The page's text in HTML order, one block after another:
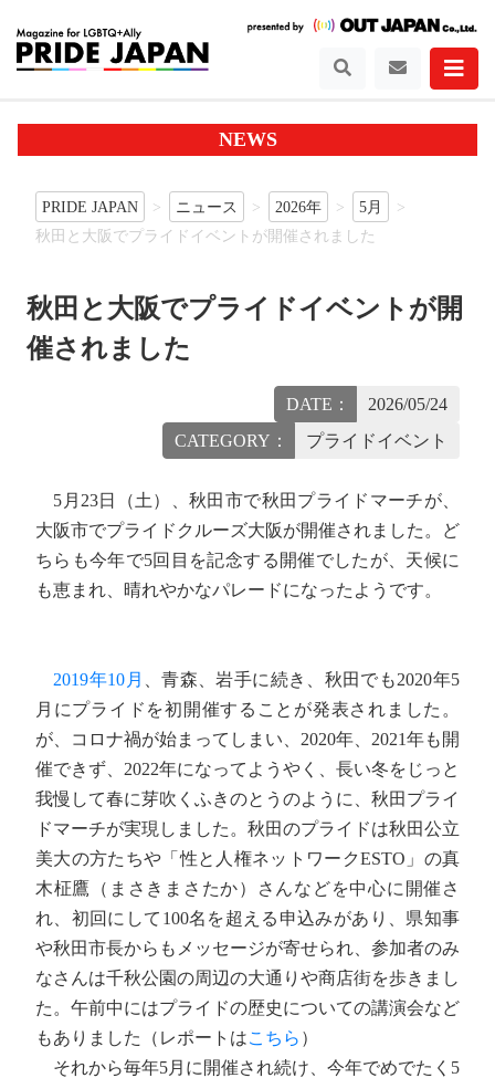
NEWS
PRIDE JAPAN ニュース 2026年
5月
秋田と大阪でプライドイベントが開催されました
秋田と大阪でプライドイベントが開
催されました
DATE：
2026/05/24
CATEGORY：
プライドイベント
5月23日（土）、秋田市で秋田プライドマーチが、
大阪市でプライドクルーズ大阪が開催されました。ど
ちらも今年で5回目を記念する開催でしたが、天候に
も恵まれ、晴れやかなパレードになったようです。
2019年10月
、青森、岩手に続き、秋田でも2020年5
月にプライドを初開催することが発表されました。
が、コロナ禍が始まってしまい、2020年、2021年も開
催できず、2022年になってようやく、長い冬をじっと
我慢して春に芽吹くふきのとうのように、秋田プライ
ドマーチが実現しました。秋田のプライドは秋田公立
美大の方たちや「性と人権ネットワークESTO」の真
木柾鷹（まさきまさたか）さんなどを中心に開催さ
れ、初回にして100名を超える申込みがあり、県知事
や秋田市長からもメッセージが寄せられ、参加者のみ
なさんは千秋公園の周辺の大通りや商店街を歩きまし
た。午前中にはプライドの歴史についての講演会など
もありました（レポートはこちら ）
それから毎年5月に開催され続け、今年でめでたく5